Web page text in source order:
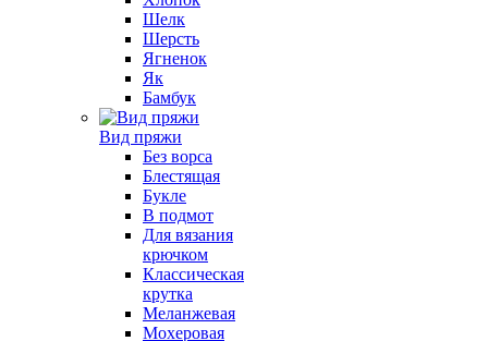
Шелк
Шерсть
Ягненок
Як
Бамбук
Вид пряжи
Без ворса
Блестящая
Букле
В подмот
Для вязания
крючком
Классическая
крутка
Меланжевая
Мохеровая